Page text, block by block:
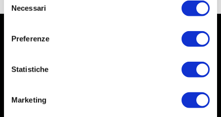
delNecessari
Preferenze
Statistiche
Marketing